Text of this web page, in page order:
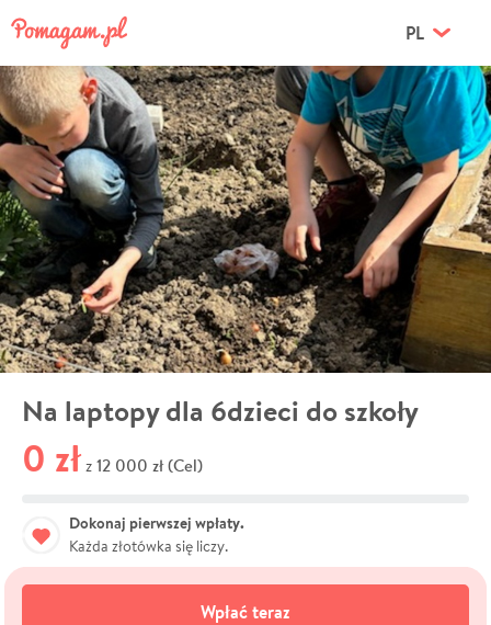
PL
Na laptopy dla 6dzieci do szkoły
0 zł z 12 000 zł (Cel)
Dokonaj pierwszej wpłaty.
Każda złotówka się liczy.
Wpłać teraz